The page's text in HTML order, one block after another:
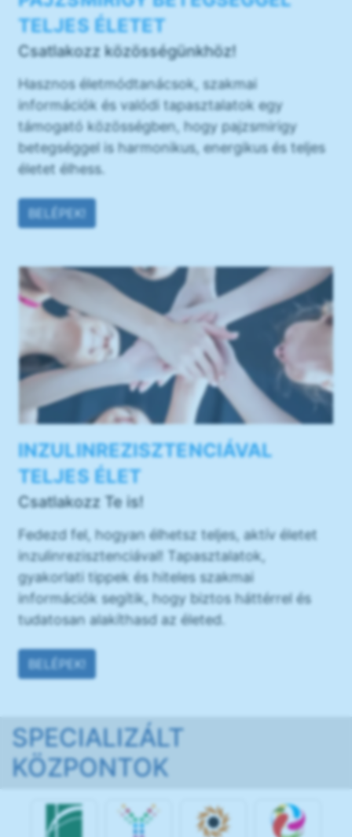
TELJES ÉLETET
Csatlakozz közösségünkhöz!
Hasznos életmódtanácsok, szakmai
információk és valódi tapasztalatok egy
támogató közösségben, hogy pajzsmirigy
betegséggel is harmonikus, energikus és teljes
életet élhess.
BELÉPEK!
INZULINREZISZTENCIÁVAL
TELJES ÉLET
Csatlakozz Te is!
Fedezd fel, hogyan élhetsz teljes, aktív életet
inzulinrezisztenciával! Tapasztalatok,
gyakorlati tippek és hiteles szakmai
információk segítik, hogy biztos háttérrel és
tudatosan alakíthasd az életed.
BELÉPEK!
SPECIALIZÁLT
KÖZPONTOK